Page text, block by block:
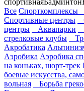
спортивнаяБадминтон
Все Спорткомплексы
Спортивные центры
центры
Аквапарки
стрелковые клубы
Акробатика
Аэробика Аэробика
на коньках, шорт-трек
боевые искусства,
вольная
Борьба